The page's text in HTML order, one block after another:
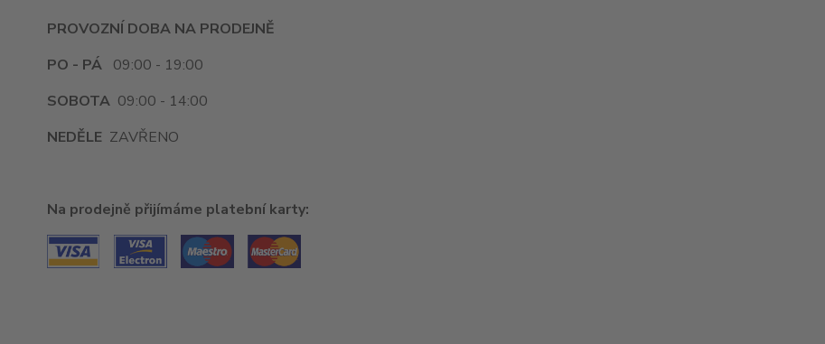
PROVOZNÍ DOBA NA PRODEJNĚ
PO - PÁ 09:00 - 19:00
SOBOTA 09:00 - 14:00
NEDĚLE ZAVŘENO
Na prodejně přijímáme platební karty: